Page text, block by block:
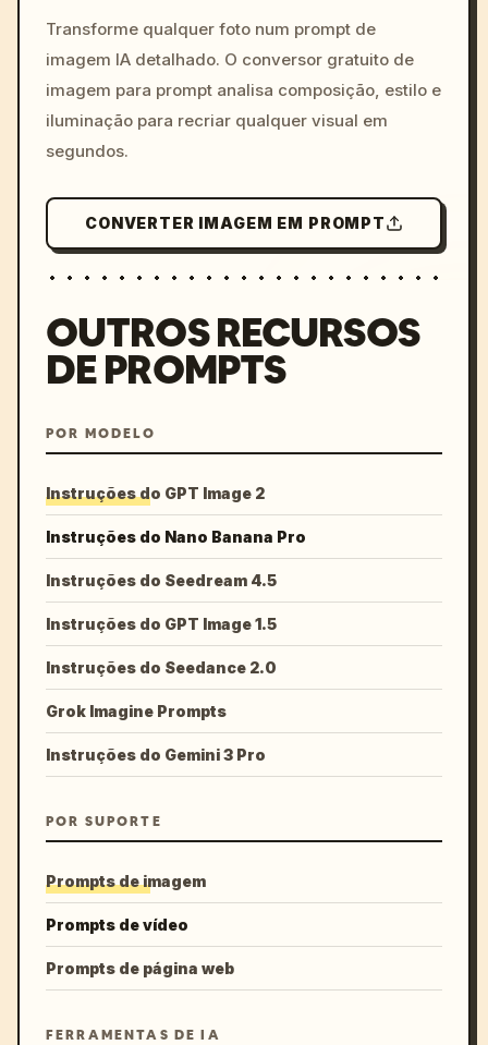
colors, 8k --v 6.0
Transforme qualquer foto num prompt de
imagem IA detalhado. O conversor gratuito de
imagem para prompt analisa composição, estilo e
iluminação para recriar qualquer visual em
segundos.
CONVERTER IMAGEM EM PROMPT
OUTROS RECURSOS
DE PROMPTS
POR MODELO
Instruções do GPT Image 2
Instruções do Nano Banana Pro
Instruções do Seedream 4.5
Instruções do GPT Image 1.5
Instruções do Seedance 2.0
Grok Imagine Prompts
Instruções do Gemini 3 Pro
POR SUPORTE
Prompts de imagem
Prompts de vídeo
Prompts de página web
FERRAMENTAS DE IA